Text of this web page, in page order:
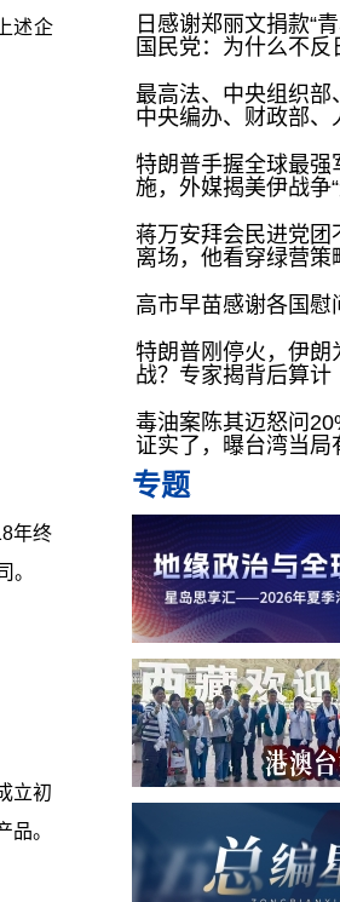
述企
年终
。
立初
品。
日感谢郑丽文捐款“
国民党：为什么不反
最高法、中央组织部
中央编办、财政部、
特朗普手握全球最强
施，外媒揭美伊战争
蒋万安拜会民进党团
离场，他看穿绿营策
高市早苗感谢各国慰
特朗普刚停火，伊朗
战？专家揭背后算计
毒油案陈其迈怒问
证实了，曝台湾当局
专题